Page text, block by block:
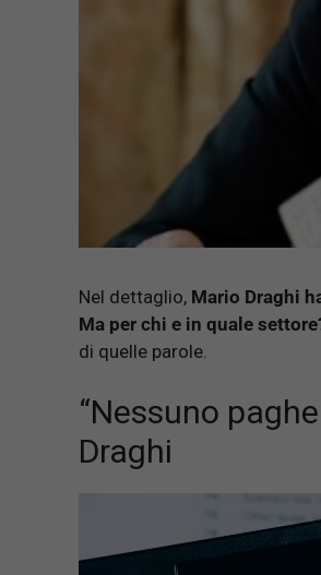
Nel dettaglio, Mario Draghi
Ma per chi e in quale
di quelle parole.
“Nessuno
Draghi